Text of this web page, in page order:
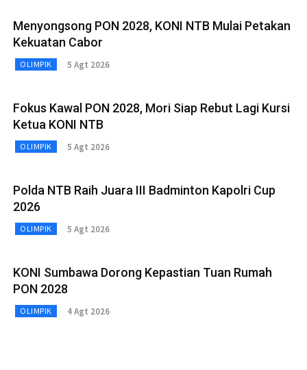
Menyongsong PON 2028, KONI NTB Mulai Petakan
Kekuatan Cabor
OLIMPIK 5 Agt 2026
Fokus Kawal PON 2028, Mori Siap Rebut Lagi Kursi
Ketua KONI NTB
OLIMPIK 5 Agt 2026
Polda NTB Raih Juara III Badminton Kapolri Cup
2026
OLIMPIK 5 Agt 2026
KONI Sumbawa Dorong Kepastian Tuan Rumah
PON 2028
OLIMPIK 4 Agt 2026